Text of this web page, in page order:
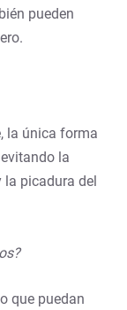
pueden
la única forma
la
la picadura del
que puedan